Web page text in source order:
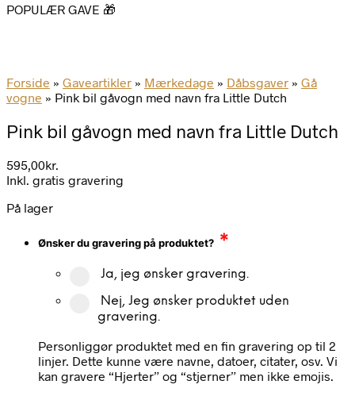
POPULÆR GAVE 🎁
Forside » Gaveartikler » Mærkedage » Dåbsgaver » Gå
vogne » Pink bil gåvogn med navn fra Little Dutch
Pink bil gåvogn med navn fra Little Dutch
595,00kr.
Inkl. gratis gravering
På lager
Ønsker du gravering på produktet? *
Ja, jeg ønsker gravering.
Nej, Jeg ønsker produktet uden
gravering.
Personliggør produktet med en fin gravering op til 2
linjer. Dette kunne være navne, datoer, citater, osv. Vi
kan gravere “Hjerter” og “stjerner” men ikke emojis.